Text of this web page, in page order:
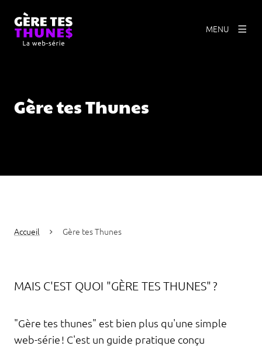
MENU
Gère tes Thunes
Accueil Gère tes Thunes
MAIS C'EST QUOI "GÈRE TES THUNES" ?
"Gère tes thunes" est bien plus qu'une simple
web-série ! C'est un guide pratique conçu